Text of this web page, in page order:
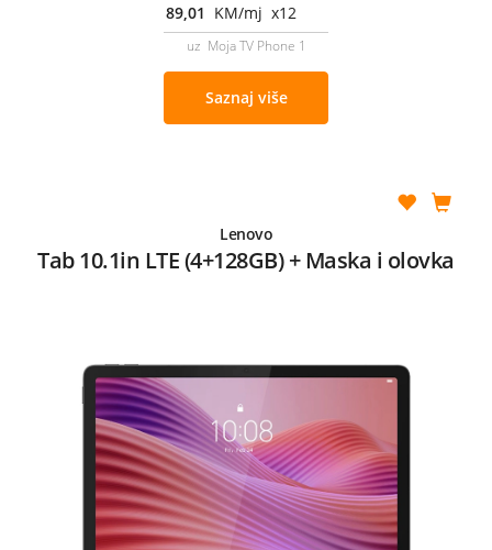
89,01 KM/mj x12
uz Moja TV Phone 1
Saznaj više
Lenovo
Tab 10.1in LTE (4+128GB) + Maska i olovka